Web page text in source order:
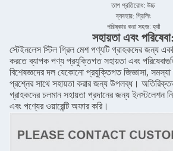
তাপ প্রতিরোধ: উচ্চ
ব্যবহার: গ্রিলিং
পরিষ্কার করা সহজ: হ্যাঁ
সহায়তা এবং পরিষেবা:
স্টেইনলেস স্টিল গ্রিল মেশ পণ্যটি গ্রাহকদের জন্য
করতে ব্যাপক পণ্য প্রযুক্তিগত সহায়তা এবং
বিশেষজ্ঞদের দল যেকোনো প্রযুক্তিগত জিজ্ঞাসা,
প্রশ্নের সাথে সহায়তা করার জন্য উপলব্ধ।
গ্রাহকদের চলমান সহায়তা প্রদানের জন্য ইনস্টলেশন
এবং পণ্যের ওয়ারেন্টি অফার করি।